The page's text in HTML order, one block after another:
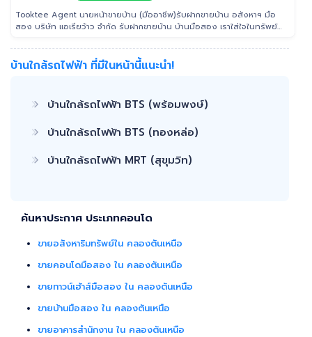
Tooktee Agent นายหน้าขายบ้าน (มืออาชีพ)รับฝากขายบ้าน อสังหาฯ มือ
สอง บริษัท แอเรียว้าว จำกัด รับฝากขายบ้าน บ้านมือสอง เราใส่ใจในทรัพย์
ตั้งแต่การประเมินราคา ถ่ายรูป/ทำการตลาด/โฆษณาผ่านสื่อต่างๆ/ เดินสิน
เชื่อ จนไปถึงขั้นตอนการโอนฯกรรมสิทธิ์ รับฝากขายเพื่อให้ลูกค้าขายบ้าน
กรุงเทพฯ ปริมณฑล โดยมีพันธมิตรธนาคารหลายแห่ง และทีมนิติกรรมของ
กรมที่ดินทุกพื้นที่ ไร้กังวลเรื่องการโอนกรรมสิทธิ์
บ้านใกล้รถไฟฟ้า ที่มีในหน้านี้แนะนำ!
บ้านใกล้รถไฟฟ้า BTS (พร้อมพงษ์)
บ้านใกล้รถไฟฟ้า BTS (ทองหล่อ)
บ้านใกล้รถไฟฟ้า MRT (สุขุมวิท)
ค้นหาประกาศ ประเภทคอนโด
ขายอสังหาริมทรัพย์ใน คลองตันเหนือ
ขายคอนโดมือสอง ใน คลองตันเหนือ
ขายทาวน์เฮ้าส์มือสอง ใน คลองตันเหนือ
ขายบ้านมือสอง ใน คลองตันเหนือ
ขายอาคารสำนักงาน ใน คลองตันเหนือ